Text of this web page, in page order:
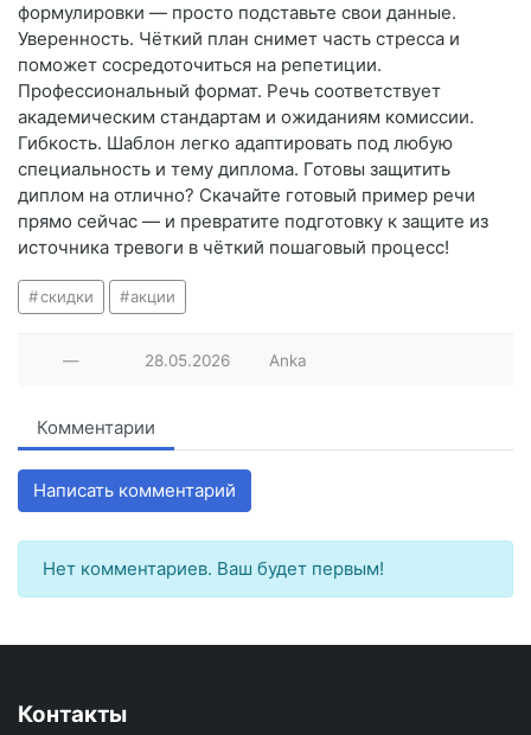
формулировки — просто подставьте свои данные.
Уверенность. Чёткий план снимет часть стресса и
поможет сосредоточиться на репетиции.
Профессиональный формат. Речь соответствует
академическим стандартам и ожиданиям комиссии.
Гибкость. Шаблон легко адаптировать под любую
специальность и тему диплома. Готовы защитить
диплом на отлично? Скачайте готовый пример речи
прямо сейчас — и превратите подготовку к защите из
источника тревоги в чёткий пошаговый процесс!
скидки акции
— 28.05.2026 Anka
Комментарии
Написать комментарий
Нет комментариев. Ваш будет первым!
Контакты